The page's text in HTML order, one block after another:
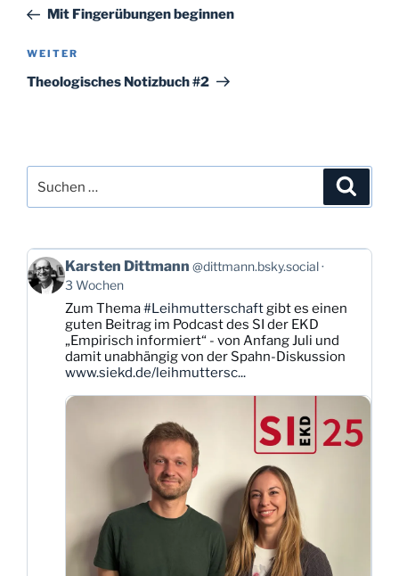
Beitrag
Mit Fingerübungen beginnen
Nächster
Beitrag
WEITER
Theologisches Notizbuch #2
nach:
Beitrag
von
Karsten
Dittmann
Bluesky
ansehen
Karsten Dittmann @dittmann.bsky.social
3 Wochen
Zum Thema#Leihmutterschaftgibt es einen
guten Beitrag im Podcast des SI der EKD
„Empirisch informiert“ - von Anfang Juli und
damit unabhängig von der Spahn-Diskussion
www.siekd.de/leihmuttersc...